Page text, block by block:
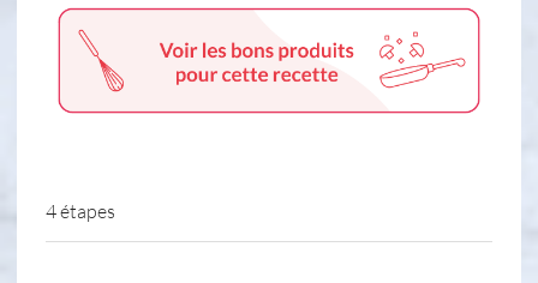
4 étapes